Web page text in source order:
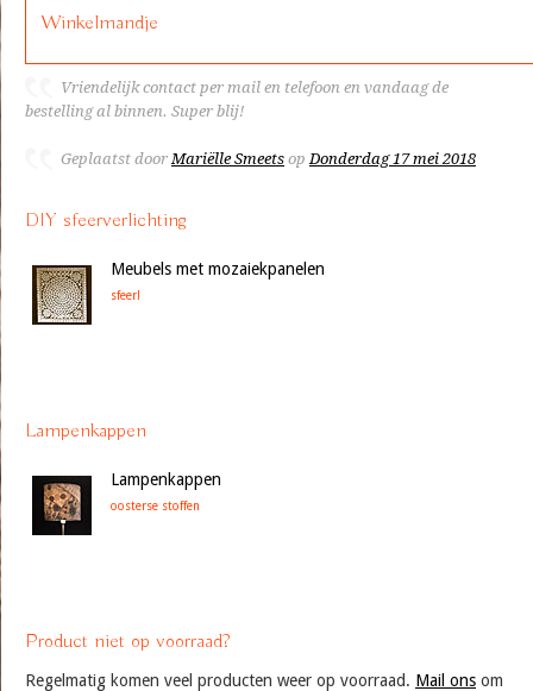
Winkelmandje
Vriendelijk contact per mail en telefoon en vandaag de
bestelling al binnen. Super blij!
Geplaatst doorMariëlle Smeets opDonderdag 17 mei 2018
DIY sfeerverlichting
Meubels met mozaiekpanelen
sfeer!
Lampenkappen
Lampenkappen
oosterse stoffen
Product niet op voorraad?
Regelmatig komen veel producten weer op voorraad. Mail ons om